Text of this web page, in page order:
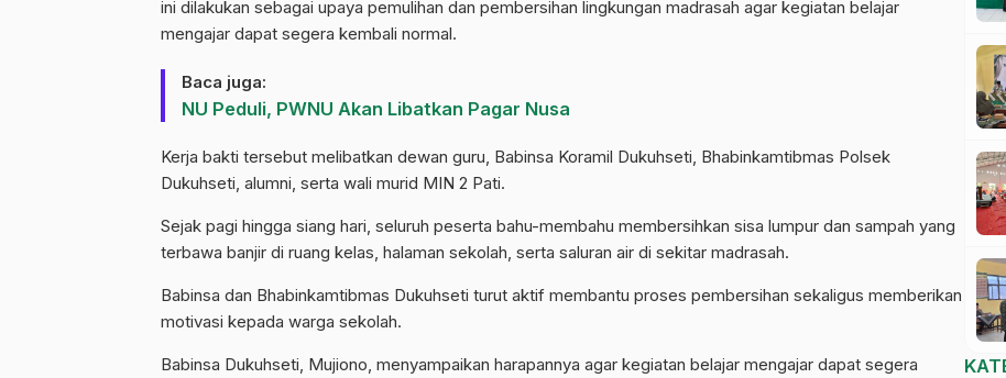
ini dilakukan sebagai upaya pemulihan dan pembersihan lingkungan madrasah agar kegiatan belajar
mengajar dapat segera kembali normal.
Baca juga:
NU Peduli, PWNU Akan Libatkan Pagar Nusa
Kerja bakti tersebut melibatkan dewan guru, Babinsa Koramil Dukuhseti, Bhabinkamtibmas Polsek
Dukuhseti, alumni, serta wali murid MIN 2 Pati.
Sejak pagi hingga siang hari, seluruh peserta bahu-membahu membersihkan sisa lumpur dan sampah yang
terbawa banjir di ruang kelas, halaman sekolah, serta saluran air di sekitar madrasah.
Babinsa dan Bhabinkamtibmas Dukuhseti turut aktif membantu proses pembersihan sekaligus memberikan
motivasi kepada warga sekolah.
Babinsa Dukuhseti, Mujiono, menyampaikan harapannya agar kegiatan belajar mengajar dapat segera